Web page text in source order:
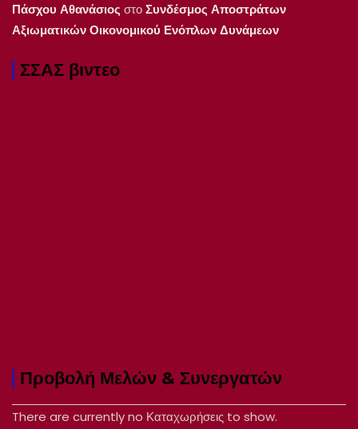
Πάσχου ΑθανάσιοςστοΣυνδέσμος Αποστράτων
Αξιωματικών Οικονομικού Ενόπλων Δυνάμεων
ΣΣΑΣ βιντεο
Προβολή Μελών & Συνεργατών
There are currently no Καταχωρήσεις to show.